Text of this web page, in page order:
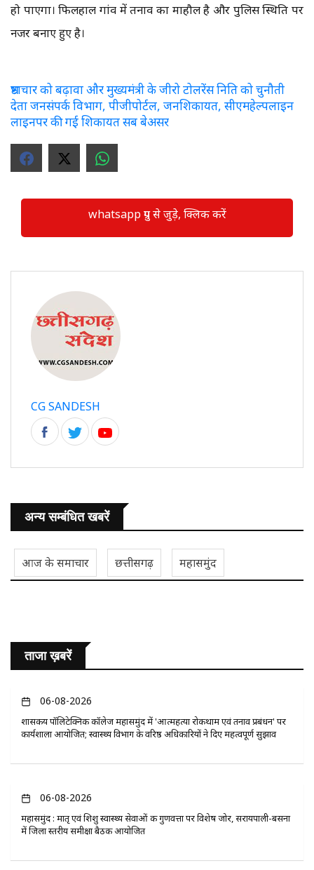
हो पाएगा। फिलहाल गांव में तनाव का माहौल है और पुलिस स्थिति पर
नजर बनाए हुए है।
भ्रष्टाचार को बढ़ावा और मुख्यमंत्री के जीरो टोलरेंस निति को चुनौती
देता जनसंपर्क विभाग, पीजीपोर्टल, जनशिकायत, सीएमहेल्पलाइन
लाइनपर की गई शिकायत सब बेअसर
whatsapp ग्रुप से जुड़े, क्लिक करें
CG SANDESH
अन्य सम्बंधित खबरें
आज के समाचार छत्तीसगढ़ महासमुंद
ताजा ख़बरें
06-08-2026
​शासकीय पॉलिटेक्निक कॉलेज महासमुंद में 'आत्महत्या रोकथाम एवं तनाव प्रबंधन' पर
कार्यशाला आयोजित; स्वास्थ्य विभाग के वरिष्ठ अधिकारियों ने दिए महत्वपूर्ण सुझाव
06-08-2026
महासमुंद : मातृ एवं शिशु स्वास्थ्य सेवाओं की गुणवत्ता पर विशेष जोर, सरायपाली-बसना
में जिला स्तरीय समीक्षा बैठक आयोजित